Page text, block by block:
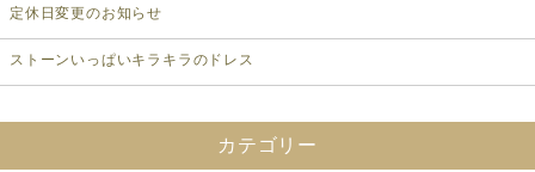
定休日変更のお知らせ
ストーンいっぱいキラキラのドレス
カテゴリー